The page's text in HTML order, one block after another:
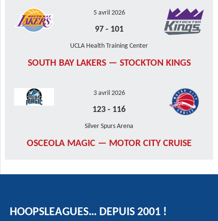
5 avril 2026
97- 101
UCLA Health Training Center
SOUTH BAY LAKERS — STOCKTON KINGS
3 avril 2026
123 - 116
Silver Spurs Arena
OSCEOLA MAGIC — MOTOR CITY CRUISE
HOOPSLEAGUES… DEPUIS 2001 !